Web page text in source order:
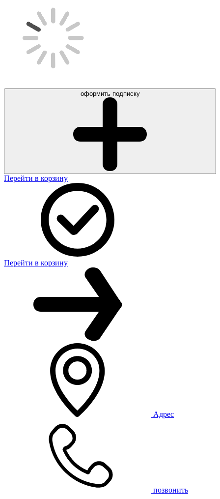
оформить подписку
Перейти в корзину
Перейти в корзину
Адрес
позвонить